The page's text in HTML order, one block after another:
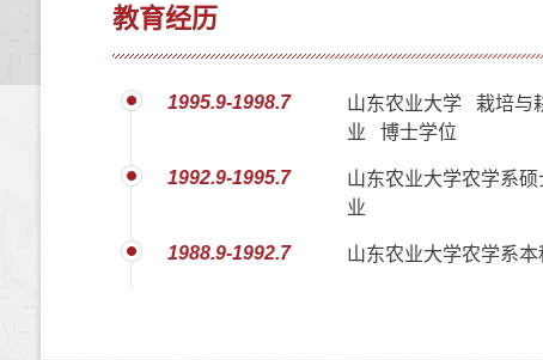
教育经历
1995.9-1998.7
山东农业大学 栽培与
业 博士学位
1992.9-1995.7
山东农业大学农学系
业
1988.9-1992.7 山东农业大学农学系